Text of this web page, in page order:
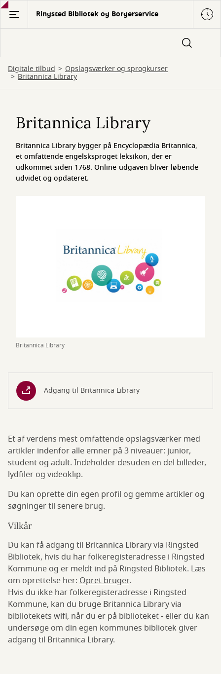
Gå
hovedindhold
Ringsted Bibliotek og Borgerservice
Digitale tilbud Opslagsværker og sprogkurser
Britannica Library
Library
Britannica Library
Britannica Library
Britannica Library bygger på Encyclopædia Britannica,
et omfattende engelsksproget leksikon, der er
udkommet siden 1768. Online-udgaven bliver løbende
udvidet og opdateret.
Adgang til Britannica Library
Et af verdens mest omfattende opslagsværker med
artikler indenfor alle emner på 3 niveauer: junior,
student og adult. Indeholder desuden en del billeder,
lydfiler og videoklip.
Du kan oprette din egen profil og gemme artikler og
søgninger til senere brug.
Vilkår
Du kan få adgang til Britannica Library via Ringsted
Bibliotek, hvis du har folkeregisteradresse i Ringsted
Kommune og er meldt ind på Ringsted Bibliotek. Læs
om oprettelse her: Opret bruger.
Hvis du ikke har folkeregisteradresse i Ringsted
Kommune, kan du bruge Britannica Library via
bibliotekets wifi, når du er på biblioteket - eller du kan
undersøge om din egen kommunes bibliotek giver
adgang til Britannica Library.